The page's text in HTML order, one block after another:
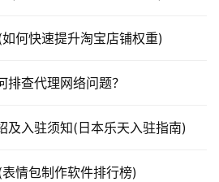
何快速提升淘宝店铺权重)
查代理网络问题？
及入驻须知(日本乐天入驻指南)
情包制作软件排行榜)